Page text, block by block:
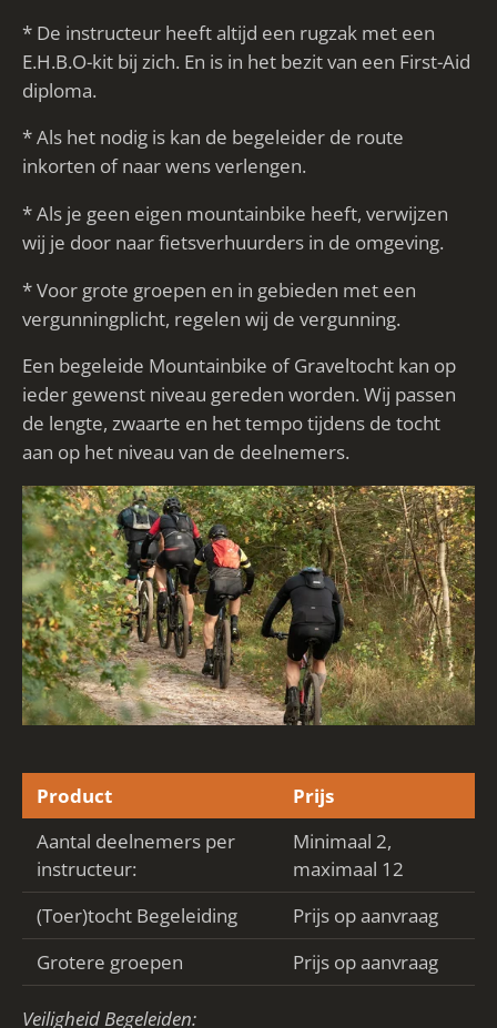
* De instructeur heeft altijd een rugzak met een
E.H.B.O-kit bij zich. En is in het bezit van een First-Aid
diploma.
* Als het nodig is kan de begeleider de route
inkorten of naar wens verlengen.
* Als je geen eigen mountainbike heeft, verwijzen
wij je door naar fietsverhuurders in de omgeving.
* Voor grote groepen en in gebieden met een
vergunningplicht, regelen wij de vergunning.
Een begeleide Mountainbike of Graveltocht kan op
ieder gewenst niveau gereden worden. Wij passen
de lengte, zwaarte en het tempo tijdens de tocht
aan op het niveau van de deelnemers.
Product
Prijs
Aantal deelnemers per
instructeur:
Minimaal 2,
maximaal 12
(Toer)tocht Begeleiding
Prijs op aanvraag
Grotere groepen
Prijs op aanvraag
Veiligheid Begeleiden: